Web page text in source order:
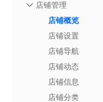
店铺管理
店铺概览
店铺设置
店铺导航
店铺动态
店铺信息
店铺分类